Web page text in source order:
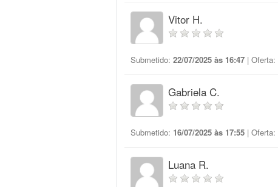
Vitor H.
Submetido: 22/07/2025 às 16:47 | Oferta:
Gabriela C.
Submetido: 16/07/2025 às 17:55 | Oferta:
Luana R.